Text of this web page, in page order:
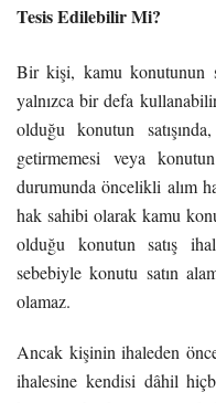
Tesis Edilebilir Mi?
Bir kişi, kamu konutunun
yalnızca bir defa
olduğu konutun
getirmemesi veya
durumunda öncelikli alım
hak sahibi olarak kamu
olduğu konutun satış
sebebiyle konutu satın
olamaz.
Ancak kişinin ihaleden
ihalesine kendisi dâhil